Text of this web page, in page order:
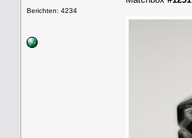
Berichten: 4234